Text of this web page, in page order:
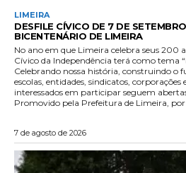
LIMEIRA
DESFILE CÍVICO DE 7 DE
BICENTENÁRIO DE LIMEIRA
No ano em que Limeira celebra seus 200
Cívico da Independência terá como tema
Celebrando nossa história, construindo o
escolas, entidades, sindicatos,
interessados em participar seguem
Promovido pela Prefeitura de Limeira,
7 de agosto de 2026